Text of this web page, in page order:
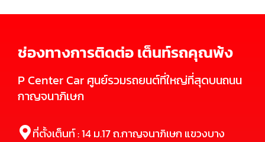
ช่องทางการติดต่อ เต็นท์รถคุณพ้ง
P Center Car ศูนย์รวมรถยนต์ที่ใหญ่ที่สุดบนถนน
กาญจนาภิเษก
ที่ตั้งเต็นท์ : 14 ม.17 ถ.กาญจนาภิเษก แขวงบาง